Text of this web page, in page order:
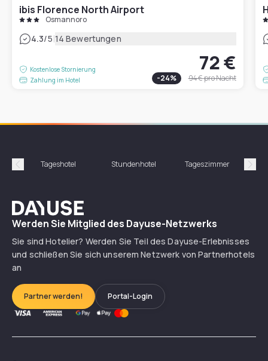
ibis Florence North Airport
Osmannoro
4.3/5|14 Bewertungen
Kostenlose Stornierung
Zahlung im Hotel
72 €
-24% 94 €pro Nacht
Précédent
Tageshotel Stundenhotel Tageszimmer
Dayuse
Werden Sie Mitglied des Dayuse-Netzwerks
Sie sind Hotelier? Werden Sie Teil des Dayuse-Erlebnisses
und schließen Sie sich unserem Netzwerk von Partnerhotels
an
Partner werden! Portal-Login